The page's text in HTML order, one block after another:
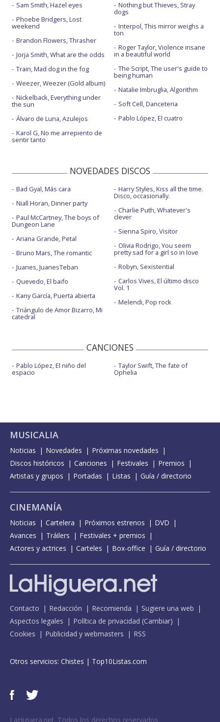
Sam Smith, Hazel eyes
Phoebe Bridgers, Lost
weekend
Brandon Flowers, Thrasher
Jorja Smith, What are the odds
Train, Mad dog in the fog
Weezer, Weezer (Gold album)
Nickelback, Everything under
the sun
Álvaro de Luna, Azulejos
Karol G, No me arrepiento de
sentir tanto
Nothing but Thieves, Stray
dogs
Interpol, This mirror weighs a
ton
Roger Taylor, Violence insane
in a beautiful world
The Script, The user's guide to
being human
Natalie Imbruglia, Algorithm
Soft Cell, Danceteria
Pablo López, El cuatro
NOVEDADES DISCOS
Bad Gyal, Más cara
Niall Horan, Dinner party
Paul McCartney, The boys of
Dungeon Lane
Ariana Grande, Petal
Bruno Mars, The romantic
Juanes, JuanesTeban
Quevedo, El baifo
Kany García, Puerta abierta
Triángulo de Amor Bizarro, Mi
catedral
Harry Styles, Kiss all the time.
Disco, occasionally.
Charlie Puth, Whatever's
clever
Sienna Spiro, Visitor
Olivia Rodrigo, You seem
pretty sad for a girl so in love
Robyn, Sexistential
Carlos Vives, El último disco
Vol. 1
Melendi, Pop rock
CANCIONES
Pablo López, El niño del
espacio
Taylor Swift, The fate of
Ophelia
MUSICALIA
Noticias Novedades
Próximas novedades
Discos históricos
Canciones Festivales
Premios
Artistas y grupos
Portadas Listas Guía / directorio
CINEMANÍA
Noticias Cartelera Próximos estrenos
DVD
Avances
Tráilers
Festivales + premios
Actores y actrices
Carteles Box-office Guía / directorio
Contacto Redacción Recomienda
Sugiere una web
Aspectos legales
Política de privacidad (Cambiar)
Cookies
Publicidad y webmasters RSS
Otros servicios: Chistes | Top10Listas.com
LaHiguera.net. Todos los derechos reservados